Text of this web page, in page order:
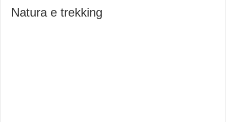
Natura e trekking